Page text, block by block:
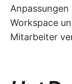
Workspace
Mitarbeiter